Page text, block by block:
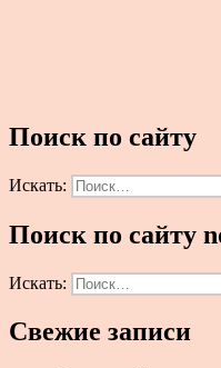
Поиск по сайту
Искать:
Поиск по сайту
Искать:
Свежие записи